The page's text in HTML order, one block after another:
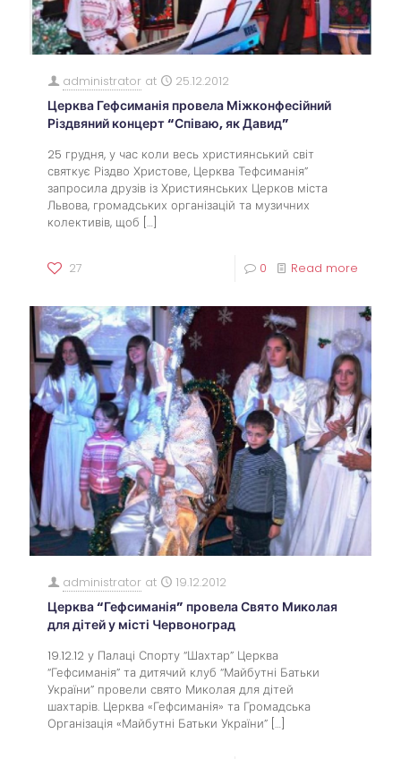
administrator at 25.12.2012
Церква Гефсиманія провела Міжконфесійний
Різдвяний концерт “Співаю, як Давид”
25 грудня, у час коли весь християнський світ
святкує Різдво Христове, Церква Тефсиманія”
запросила друзів із Християнських Церков міста
Львова, громадських організацій та музичних
колективів, щоб […]
27 0 Read more
administrator at 19.12.2012
Церква “Гефсиманія” провела Свято Миколая
для дітей у місті Червоноград
19.12.12 у Палаці Спорту “Шахтар” Церква
“Гефсиманія” та дитячий клуб “Майбутні Батьки
України” провели свято Миколая для дітей
шахтарів. Церква «Гефсиманія» та Громадська
Організація «Майбутні Батьки України” […]